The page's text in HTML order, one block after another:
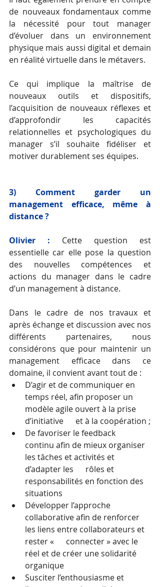
de nouveaux fondamentaux comme
la nécessité pour tout manager
d’évoluer dans un environnement
physique mais aussi digital et demain
en réalité virtuelle dans le métavers.
Ce qui implique la maîtrise de
nouveaux outils et dispositifs,
l’acquisition de nouveaux réflexes et
d’approfondir les capacités
relationnelles et psychologiques du
manager s’il souhaite fidéliser et
motiver durablement ses équipes.
3) Comment garder un
management efficace, même à
distance ?
Olivier :
Cette question est
essentielle car elle pose la question
des nouvelles compétences et
actions du manager dans le cadre
d’un management à distance.
Dans le cadre de nos travaux et
après échange et discussion avec nos
différents partenaires, nous
considérons que pour maintenir un
management efficace dans ce
domaine, il convient avant tout de :
D’agir et de communiquer en
temps réel, afin proposer un
modèle agile ouvert à la prise
d’initiative      et à la coopération ;
De favoriser le feedback
continu afin de mieux organiser
les tâches et activités et
d’adapter les      rôles et
responsabilités en fonction des
situations
Développer l’approche
collaborative afin de renforcer
les liens entre collaborateurs et
rester «      connecter » avec le
réel et de créer une solidarité
organique
Susciter l’enthousiasme et